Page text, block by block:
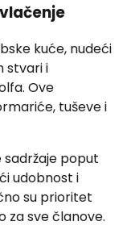
kuće, nudeći
stvari i
Ove
tuševe i
sadržaje poput
udobnost i
su prioritet
za sve članove.